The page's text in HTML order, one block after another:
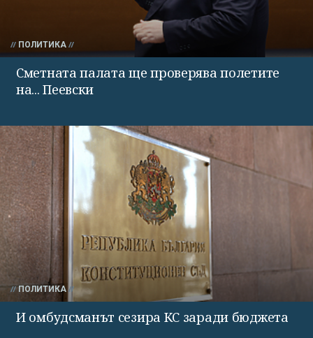
ПОЛИТИКА
Сметната палата ще проверява полетите
на... Пеевски
ПОЛИТИКА
И омбудсманът сезира КС заради бюджета